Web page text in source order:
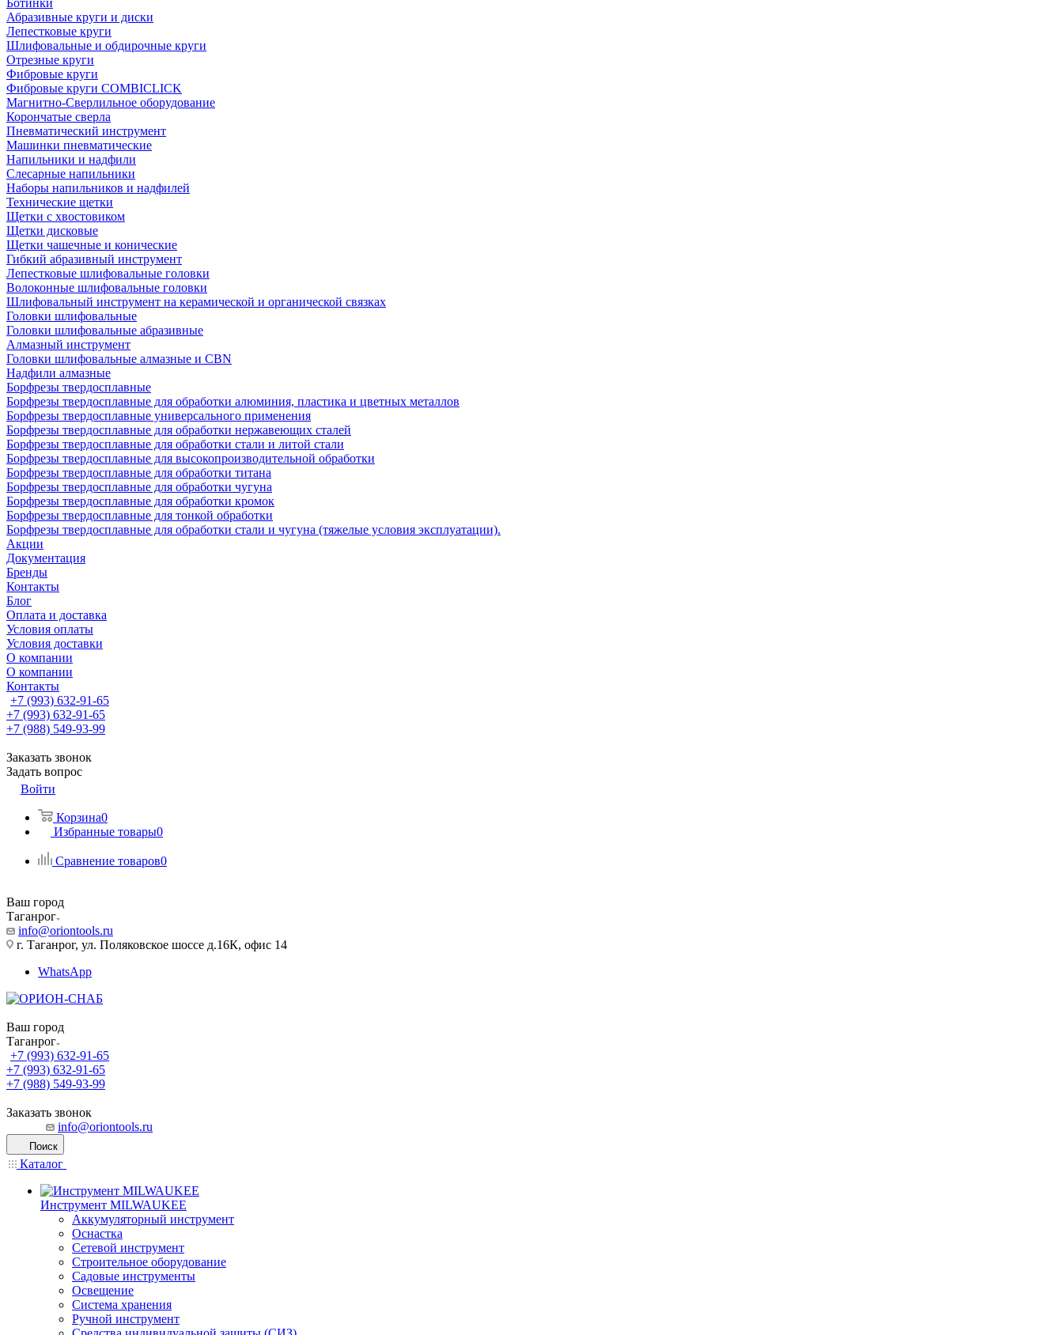
Ботинки
Абразивные круги и диски
Лепестковые круги
Шлифовальные и обдирочные круги
Отрезные круги
Фибровые круги
Фибровые круги COMBICLICK
Магнитно-Сверлильное оборудование
Корончатые сверла
Пневматический инструмент
Машинки пневматические
Напильники и надфили
Слесарные напильники
Наборы напильников и надфилей
Технические щетки
Щетки с хвостовиком
Щетки дисковые
Щетки чашечные и конические
Гибкий абразивный инструмент
Лепестковые шлифовальные головки
Волоконные шлифовальные головки
Шлифовальный инструмент на керамической и органической связках
Головки шлифовальные
Головки шлифовальные абразивные
Алмазный инструмент
Головки шлифовальные алмазные и CBN
Надфили алмазные
Борфрезы твердосплавные
Борфрезы твердосплавные для обработки алюминия, пластика и цветных металлов
Борфрезы твердосплавные универсального применения
Борфрезы твердосплавные для обработки нержавеющих сталей
Борфрезы твердосплавные для обработки стали и литой стали
Борфрезы твердосплавные для высокопроизводительной обработки
Борфрезы твердосплавные для обработки титана
Борфрезы твердосплавные для обработки чугуна
Борфрезы твердосплавные для обработки кромок
Борфрезы твердосплавные для тонкой обработки
Борфрезы твердосплавные для обработки стали и чугуна (тяжелые условия эксплуатации).
Акции
Документация
Бренды
Контакты
Блог
Оплата и доставка
Условия оплаты
Условия доставки
О компании
О компании
Контакты
+7 (993) 632-91-65
+7 (993) 632-91-65
+7 (988) 549-93-99
Заказать звонок
Задать вопрос
Войти
Корзина0
Избранные товары0
Сравнение товаров0
Ваш город
Таганрог
info@oriontools.ru
г. Таганрог, ул. Поляковское шоссе д.16К, офис 14
WhatsApp
Ваш город
Таганрог
+7 (993) 632-91-65
+7 (993) 632-91-65
+7 (988) 549-93-99
Заказать звонок
info@oriontools.ru
Поиск
Каталог
Инструмент MILWAUKEE
Аккумуляторный инструмент
Оснастка
Сетевой инструмент
Строительное оборудование
Садовые инструменты
Освещение
Система хранения
Ручной инструмент